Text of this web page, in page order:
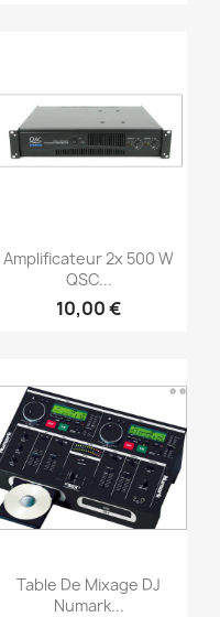
Aperçu rapide
Amplificateur 2x 500 W
QSC...
10,00 €
Aperçu rapide
Table De Mixage DJ
Numark...